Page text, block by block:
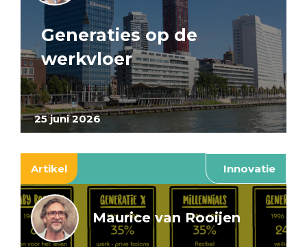
25 juni 2026
Generaties op de
werkvloer
Artikel Innovatie
Maurice van Rooijen